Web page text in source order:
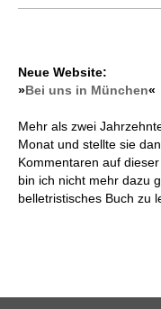
Neue Website:
»Bei uns in München«
Mehr als zwei
Monat und stellte sie
Kommentaren auf
bin ich nicht mehr dazu
belletristisches Buch zu